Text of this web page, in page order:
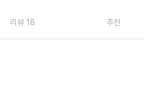
리뷰 18 추천